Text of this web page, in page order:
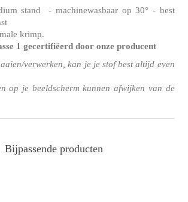
stand - machinewasbaar op 30° - best
krimp.
1gecertifiëerd door onze producent
verwerken, kan je je stof best altijd even
op je beeldscherm kunnen afwijken van de
Bijpassende producten